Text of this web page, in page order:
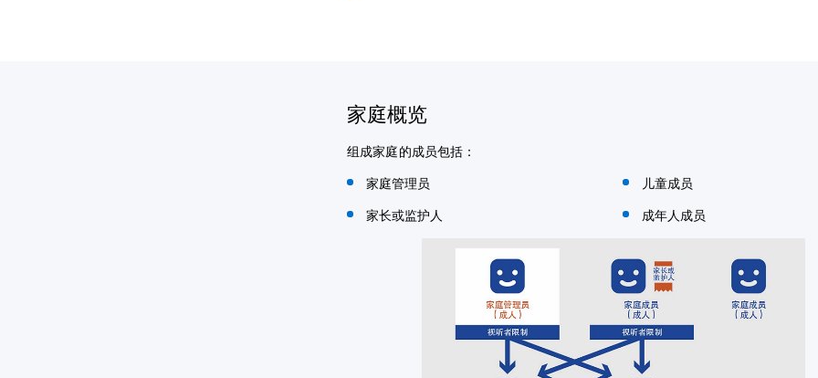
家庭概览
组成家庭的成员包括：
家庭管理员
家长或监护人
儿童成员
成年人成员